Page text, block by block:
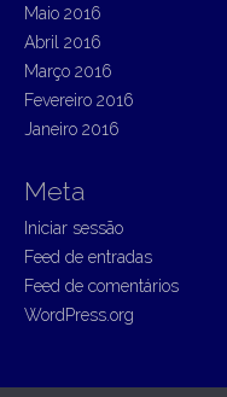
Maio 2016
Abril 2016
Março 2016
Fevereiro 2016
Janeiro 2016
Meta
Iniciar sessão
Feed de entradas
Feed de comentários
WordPress.org